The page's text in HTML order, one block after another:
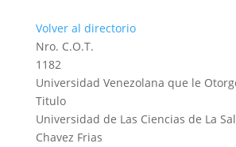
Volver al directorio
Nro. C.O.T.
1182
Universidad Venezolana que le
Titulo
Universidad de Las Ciencias de La
Chavez Frias